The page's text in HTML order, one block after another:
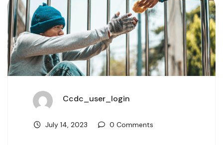
Ccdc_user_login
July 14, 2023 0 Comments